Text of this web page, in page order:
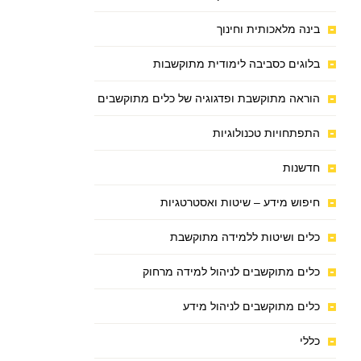
בינה מלאכותית וחינוך
בלוגים כסביבה לימודית מתוקשבות
הוראה מתוקשבת ופדגוגיה של כלים מתוקשבים
התפתחויות טכנולוגיות
חדשנות
חיפוש מידע – שיטות ואסטרטגיות
כלים ושיטות ללמידה מתוקשבת
כלים מתוקשבים לניהול למידה מרחוק
כלים מתוקשבים לניהול מידע
כללי